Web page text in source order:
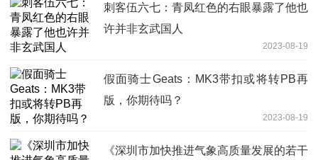
刺客伍六七：青凤红色的右眼暴露了他也
许并非玄武国人
2023-08-19
假面骑士Geats：MK3带扣或将转PB再
版，你期待吗？
2023-08-19
《深圳市加快推进气象高质量发展的若干